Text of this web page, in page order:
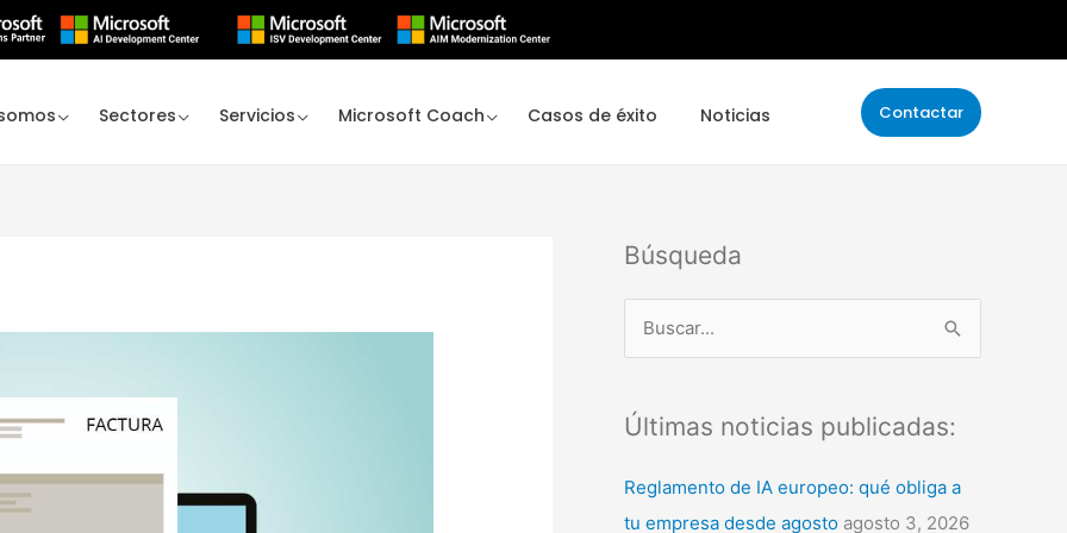
Sectores Servicios Microsoft Coach Casos de éxito Noticias Contactar
Búsqueda
c
a
r
Últimas noticias publicadas:
Reglamento de IA europeo: qué obliga a
tu empresa desde agosto agosto 3, 2026